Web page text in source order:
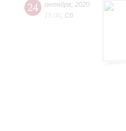
24 октября 2020
15:00 Сб